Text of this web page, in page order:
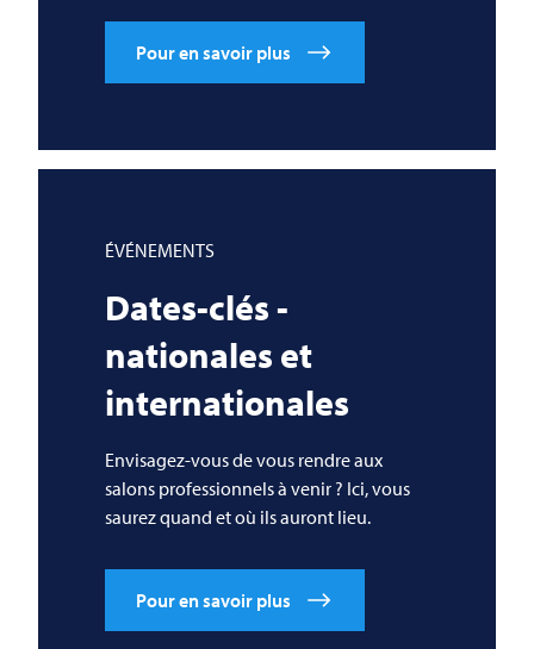
Pour en savoir plus
ÉVÉNEMENTS
Dates-clés -
nationales et
internationales
Envisagez-vous de vous rendre aux
salons professionnels à venir ? Ici, vous
saurez quand et où ils auront lieu.
Pour en savoir plus